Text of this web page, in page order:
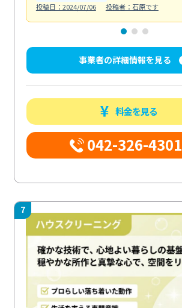
投稿日：2024/07/06
投稿者：石原です
事業者の詳細情報を見る
料金を見る
042-326-4301
7